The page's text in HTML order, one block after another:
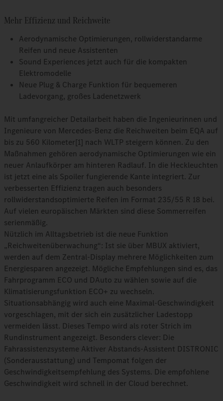
Mehr Effizienz und Reichweite
Aerodynamische Optimierungen, rollwiderstandarme
Reifen und neue Assistenten
Sound Experiences jetzt auch für die kompakten
Elektromodelle
Neue Plug & Charge Funktion für bequemeren
Ladevorgang, großes Ladenetzwerk
Mit umfangreicher Detailarbeit haben die Ingenieurinnen und
Ingenieure von Mercedes-Benz die Reichweiten beim EQA auf
bis zu 560 Kilometer[1] nach WLTP steigern können. Zu den
Maßnahmen gehören aerodynamische Optimierungen wie ein
neuer Anlaufkörper am hinteren Radlauf. In die Heckleuchten
ist jetzt eine als Spoiler fungierende Kante integriert. Zur
verbesserten Effizienz tragen auch besonders
rollwiderstandsoptimierte Reifen im Format 235/55 R 18 bei.
Auf vielen europäischen Märkten sind diese Sommerreifen
serienmäßig.
Nützlich im Alltagsbetrieb ist die neue Funktion
„Reichweitenüberwachung“: Ist sie über MBUX aktiviert,
werden auf dem Zentral-Display mehrere Möglichkeiten zum
Energiesparen angezeigt. Mögliche Empfehlungen sind es, das
Fahrprogramm ECO und DAuto zu wählen sowie auf die
Klimatisierungsfunktion ECO+ zu wechseln.
Situationsabhängig wird auch eine Maximal-Geschwindigkeit
vorgeschlagen, mit der sich ein zusätzlicher Ladestopp
vermeiden lässt. Dieses Tempo wird als roter Strich im
Rundinstrument angezeigt. Besonders clever: Die
Fahrassistenzsysteme Aktiver Abstands-Assistent DISTRONIC
(Sonderausstattung) und Tempomat folgen der
Geschwindigkeitsempfehlung des Systems. Die empfohlene
Geschwindigkeit wird schnell in der Cloud berechnet.